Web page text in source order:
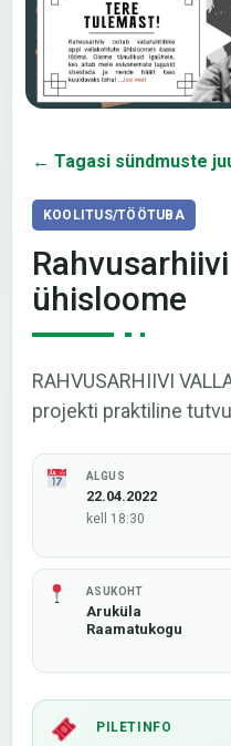
← Tagasi sündmuste
KOOLITUS/TÖÖTUBA
ühisloome
RAHVUSARHIIVI
projekti praktiline
ALGUS
22.04.2022
kell 18:30
ASUKOHT
Aruküla
Raamatukogu
PILETINFO